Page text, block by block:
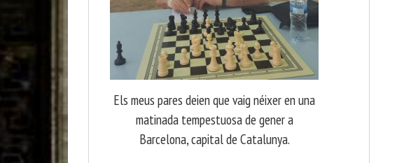
Els meus pares deien que vaig néixer en una
matinada tempestuosa de gener a
Barcelona, capital de Catalunya.